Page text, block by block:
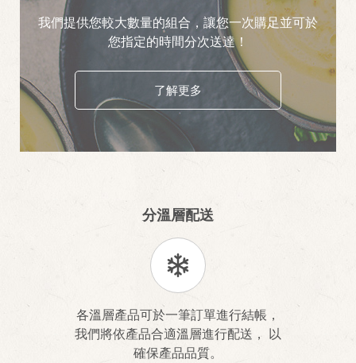
我們提供您較大數量的組合，讓您一次購足並可於
您指定的時間分次送達！
了解更多
分溫層配送
各溫層產品可於一筆訂單進行結帳，
我們將依產品合適溫層進行配送， 以
確保產品品質。